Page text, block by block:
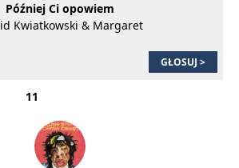
Później Ci opowiem
Kwiatkowski & Margaret
GŁOSUJ >
11